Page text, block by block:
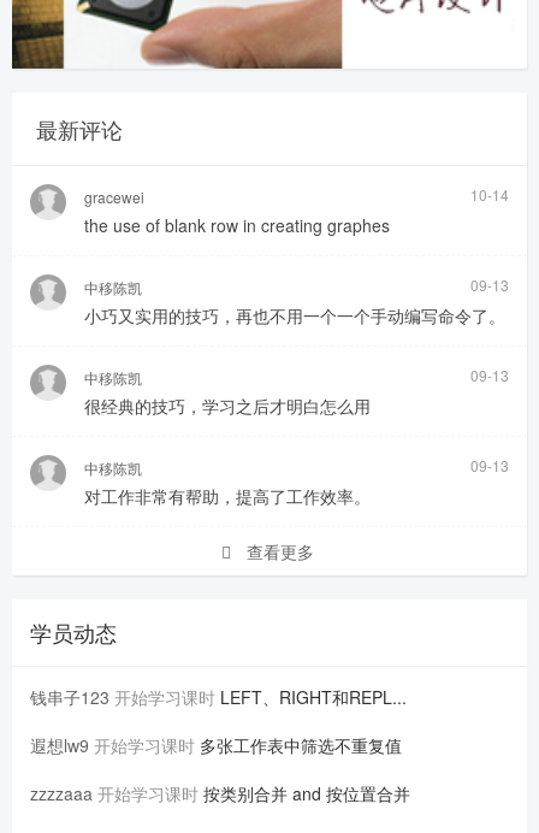
最新评论
gracewei 10-14
the use of blank row in creating graphes
中移陈凯 09-13
小巧又实用的技巧，再也不用一个一个手动编写命令了。
中移陈凯 09-13
很经典的技巧，学习之后才明白怎么用
中移陈凯 09-13
对工作非常有帮助，提高了工作效率。
查看更多
学员动态
钱串子123 开始学习课时 LEFT、RIGHT和REPL...
遐想lw9 开始学习课时 多张工作表中筛选不重复值
zzzzaaa 开始学习课时 按类别合并 and 按位置合并